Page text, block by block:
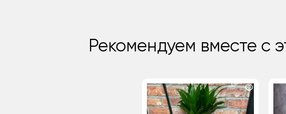
Рекомендуем вместе с